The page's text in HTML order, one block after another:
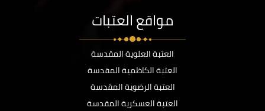
مواقع العتبات
العتبة العلوية المقدسة
العتبة الكاظمية المقدسة
العتبة الرضوية المقدسة
العتبة العسكرية المقدسة